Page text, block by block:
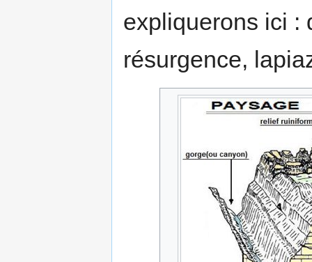
expliquerons ici :
résurgence,